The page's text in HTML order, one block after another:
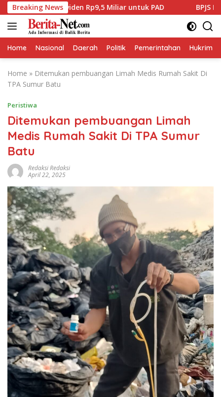
Skip
to
content
Breaking News
Miliar untuk PAD BPJS Kesehatan Karawang
Home Nasional Daerah Politik Pemerintahan Hukrim
Home » Ditemukan pembuangan Limah Medis Rumah Sakit Di
TPA Sumur Batu
Peristiwa
Ditemukan pembuangan Limah
Medis Rumah Sakit Di TPA Sumur
Batu
Redaksi Redaksi
April 22, 2025